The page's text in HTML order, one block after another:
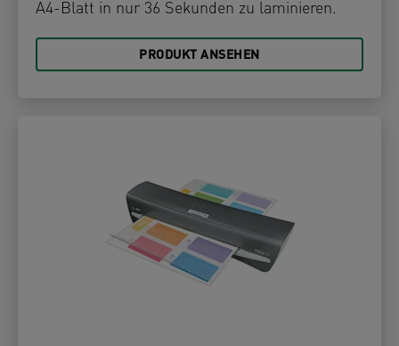
A4-Blatt in nur 36 Sekunden zu laminieren.
PRODUKT ANSEHEN